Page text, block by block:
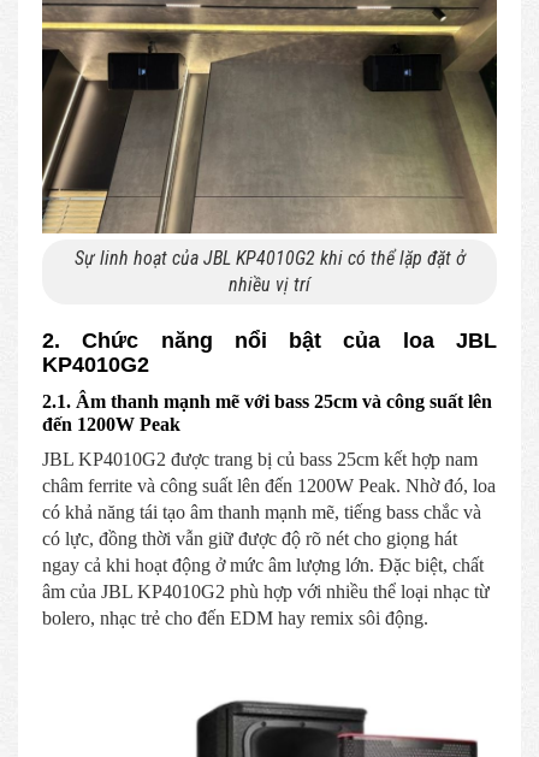
Sự linh hoạt của JBL KP4010G2 khi có thể lặp đặt ở
nhiều vị trí
2. Chức năng nổi bật của loa JBL
KP4010G2
2.1. Âm thanh mạnh mẽ với bass 25cm và công suất lên
đến 1200W Peak
JBL KP4010G2 được trang bị củ bass 25cm kết hợp nam
châm ferrite và công suất lên đến 1200W Peak. Nhờ đó, loa
có khả năng tái tạo âm thanh mạnh mẽ, tiếng bass chắc và
có lực, đồng thời vẫn giữ được độ rõ nét cho giọng hát
ngay cả khi hoạt động ở mức âm lượng lớn. Đặc biệt, chất
âm của JBL KP4010G2 phù hợp với nhiều thể loại nhạc từ
bolero, nhạc trẻ cho đến EDM hay remix sôi động.